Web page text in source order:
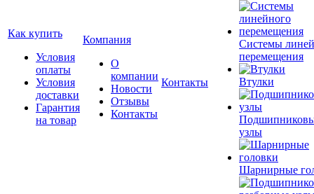
Как купить
Условия
оплаты
Условия
доставки
Гарантия
на товар
Компания
О
компании
Новости
Отзывы
Контакты
Контакты
Системы
перемещения
Втулки
узлы
Шарнирные